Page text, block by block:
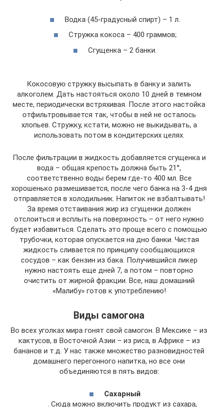
Водка (45-градусный спирт) – 1 л.
Стружка кокоса – 400 граммов;
Сгущенка – 2 банки.
Кокосовую стружку высыпать в банку и залить
алкоголем. Дать настояться около 10 дней в темном
месте, периодически встряхивая. После этого настойка
отфильтровывается так, чтобы в ней не осталось
хлопьев. Стружку, кстати, можно не выкидывать, а
использовать потом в кондитерских целях.
После фильтрации в жидкость добавляется сгущенка и
вода – общая крепость должна быть 21°,
соответственно воды берем где-то 400 мл. Все
хорошенько размешивается, после чего банка на 3-4 дня
отправляется в холодильник. Напиток не взбалтывать!
За время отстаивания жир из сгущенки должен
отслоиться и всплыть на поверхность – от него нужно
будет избавиться. Сделать это проще всего с помощью
трубочки, которая опускается на дно банки. Чистая
жидкость сливается по принципу сообщающихся
сосудов – как бензин из бака. Получившийся ликер
нужно настоять еще дней 7, а потом – повторно
очистить от жирной фракции. Все, наш домашний
«Малибу» готов к употреблению!
Виды самогона
Во всех уголках мира гонят свой самогон. В Мексике – из
кактусов, в Восточной Азии – из риса, в Африке – из
бананов и т.д. У нас также множество разновидностей
домашнего перегонного напитка, но все они
объединяются в пять видов:
Сахарный
. Сюда можно включить продукт из сахара,